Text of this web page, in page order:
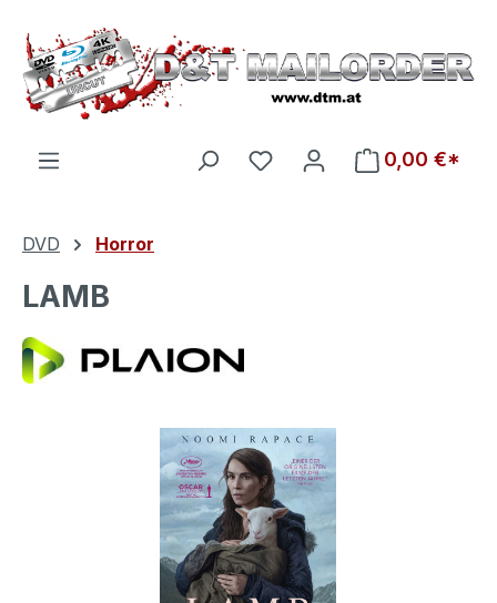
Zum Hauptinhalt springen
Du hast 0 Produkte auf
0,00 €*
DVD Horror
LAMB
Bildergalerie überspringen